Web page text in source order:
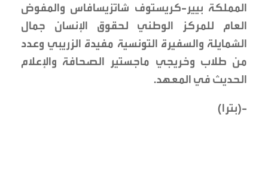
المملكة بيير-كريستوف شاتزيسافاس والمفوض
العام للمركز الوطني لحقوق الإنسان جمال
الشمايلة والسفيرة التونسية مفيدة الزريبي وعدد
من طلاب وخريجي ماجستير الصحافة والإعلام
الحديث في المعهد.
-(بترا)